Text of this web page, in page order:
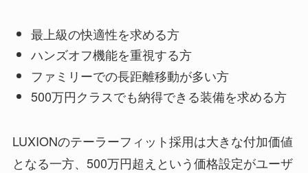
最上級の快適性を求める方
ハンズオフ機能を重視する方
ファミリーでの長距離移動が多い方
500万円クラスでも納得できる装備を求める方
LUXIONのテーラーフィット採用は大きな付加価値
となる一方、500万円超えという価格設定がユーザ